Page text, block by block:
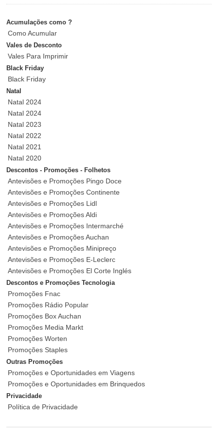
Acumulações como ?
Como Acumular
Vales de Desconto
Vales Para Imprimir
Black Friday
Black Friday
Natal
Natal 2024
Natal 2024
Natal 2023
Natal 2022
Natal 2021
Natal 2020
Descontos - Promoções - Folhetos
Antevisões e Promoções Pingo Doce
Antevisões e Promoções Continente
Antevisões e Promoções Lidl
Antevisões e Promoções Aldi
Antevisões e Promoções Intermarché
Antevisões e Promoções Auchan
Antevisões e Promoções Minipreço
Antevisões e Promoções E-Leclerc
Antevisões e Promoções El Corte Inglés
Descontos e Promoções Tecnologia
Promoções Fnac
Promoções Rádio Popular
Promoções Box Auchan
Promoções Media Markt
Promoções Worten
Promoções Staples
Outras Promoções
Promoções e Oportunidades em Viagens
Promoções e Oportunidades em Brinquedos
Privacidade
Política de Privacidade